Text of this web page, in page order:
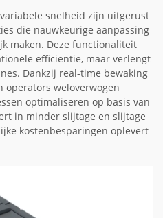
snelheid zijn uitgerust
die nauwkeurige aanpassing
maken. Deze functionaliteit
efficiëntie, maar verlengt
Dankzij real-time bewaking
operators weloverwogen
optimaliseren op basis van
in minder slijtage en slijtage
kostenbesparingen oplevert